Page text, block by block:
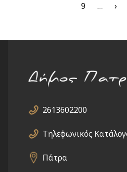
Page
9 …
Next
›
2613602200
Τηλεφωνικός
Πάτρα